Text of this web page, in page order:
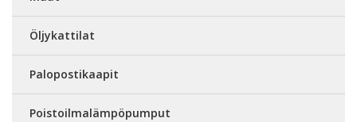
Öljykattilat
Palopostikaapit
Poistoilmalämpöpumput